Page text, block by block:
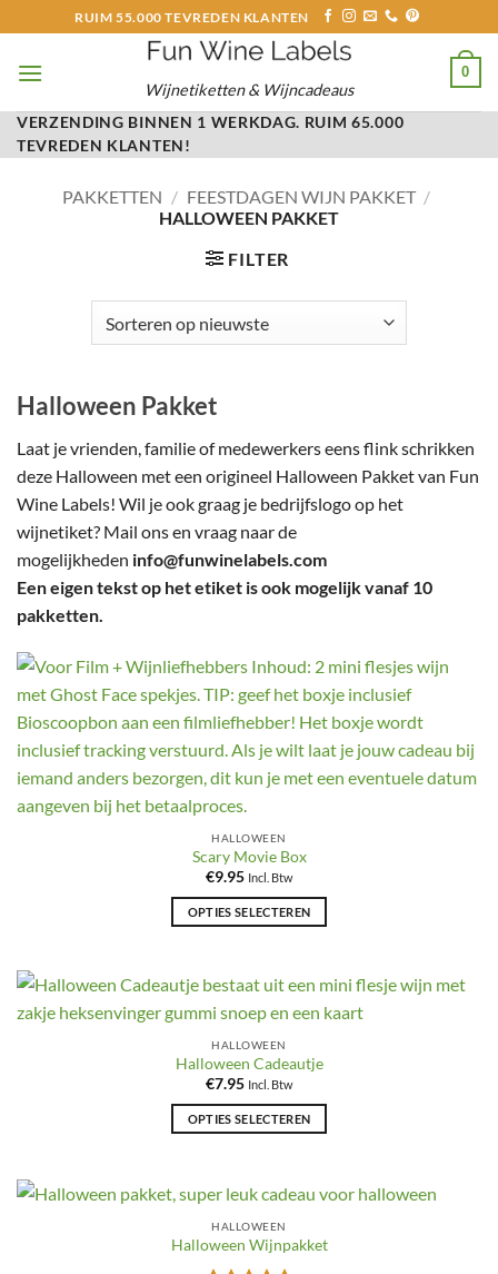
naar
inhoud
RUIM 55.000 TEVREDEN KLANTEN
Wijnetiketten & Wijncadeaus
0
VERZENDING BINNEN 1 WERKDAG. RUIM 65.000
TEVREDEN KLANTEN!
PAKKETTEN / FEESTDAGEN WIJN PAKKET /
HALLOWEEN PAKKET
FILTER
Halloween Pakket
Laat je vrienden, familie of medewerkers eens flink schrikken
deze Halloween met een origineel Halloween Pakket van Fun
Wine Labels! Wil je ook graag je bedrijfslogo op het
wijnetiket? Mail ons en vraag naar de
mogelijkheden info@funwinelabels.com
Een eigen tekst op het etiket is ook mogelijk vanaf 10
pakketten.
HALLOWEEN
Scary Movie Box
€9.95 Incl. Btw
OPTIES SELECTEREN
heeft
meerdere
Deze
optie
kan
gekozen
de
HALLOWEEN
Halloween Cadeautje
€7.95 Incl. Btw
OPTIES SELECTEREN
heeft
variaties.
HALLOWEEN
Halloween Wijnpakket